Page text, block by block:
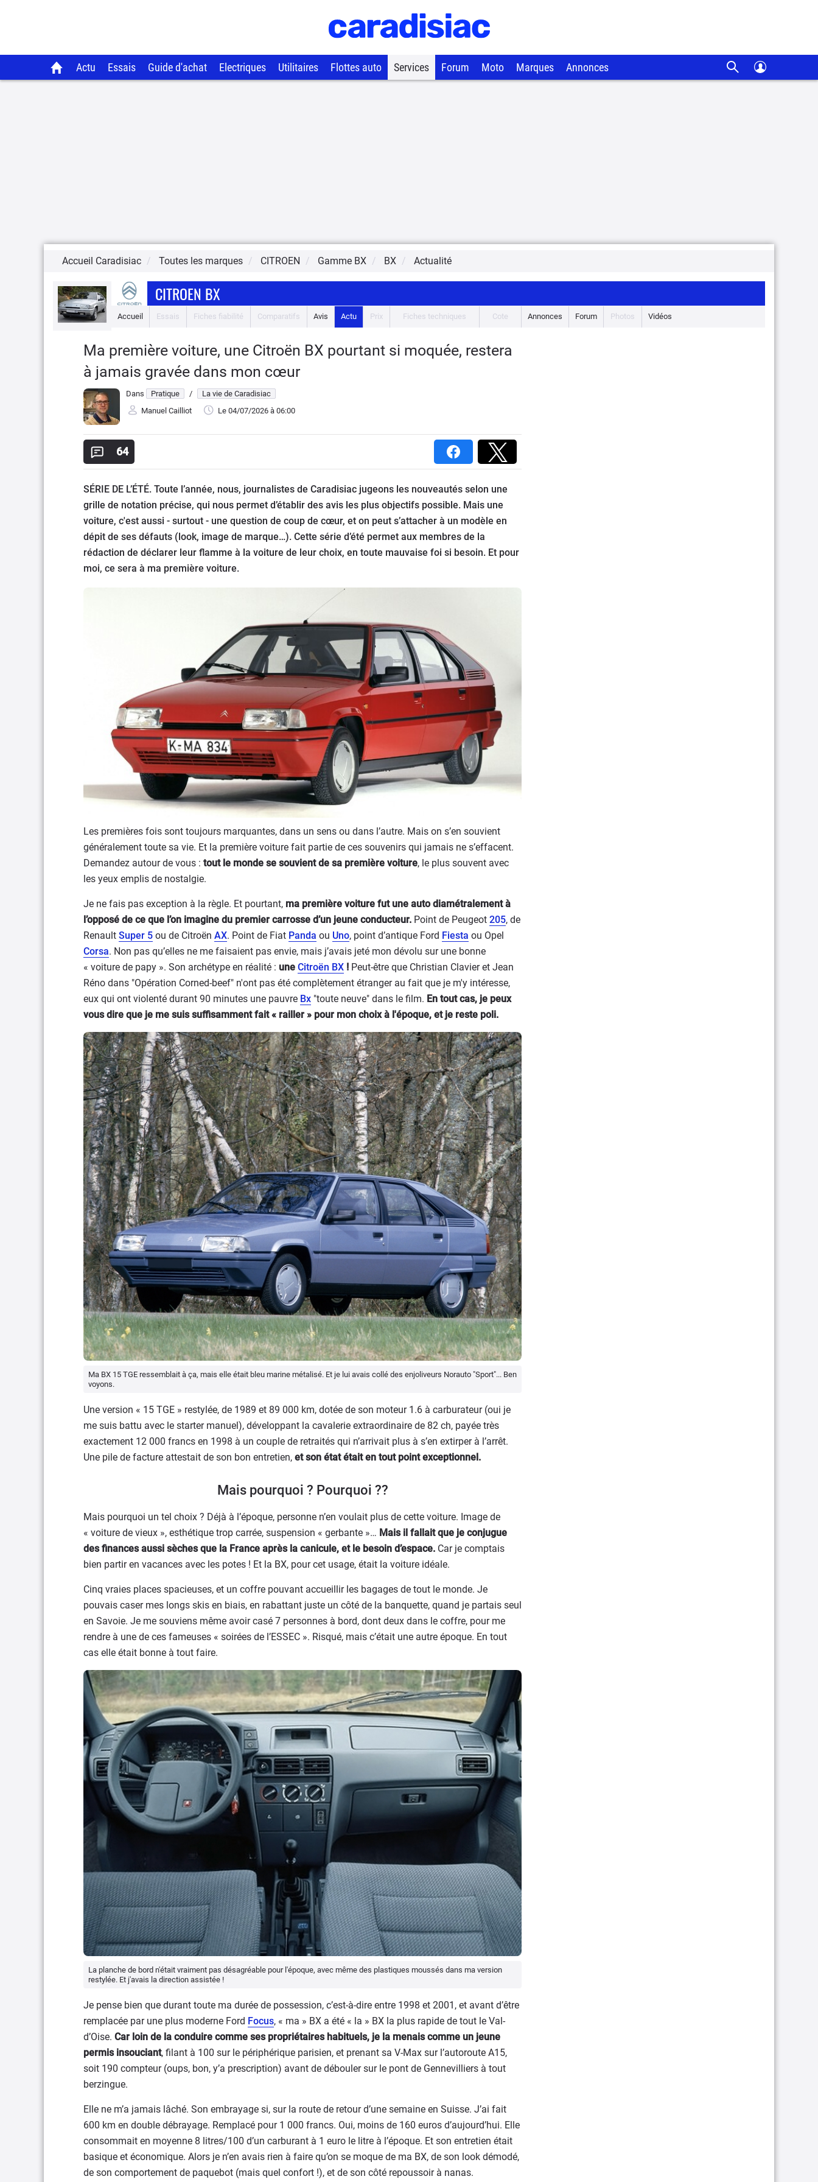
Actu Essais Guide d'achat Electriques Utilitaires Flottes auto Services Forum Moto Marques Annonces
Accueil Caradisiac Toutes les marques CITROEN Gamme BX BX Actualité
CITROEN BX
Accueil Essais Fiches fiabilité Comparatifs Avis Actu Prix Fiches techniques Cote Annonces Forum Photos Vidéos
Ma première voiture, une Citroën BX pourtant si moquée, restera
à jamais gravée dans mon cœur
Dans Pratique /
La vie de Caradisiac
Manuel Cailliot
Le 04/07/2026 à 06:00
64
SÉRIE DE L’ÉTÉ. Toute l’année, nous, journalistes de Caradisiac jugeons les nouveautés selon une
grille de notation précise, qui nous permet d’établir des avis les plus objectifs possible. Mais une
voiture, c'est aussi - surtout - une question de coup de cœur, et on peut s’attacher à un modèle en
dépit de ses défauts (look, image de marque…). Cette série d’été permet aux membres de la
rédaction de déclarer leur flamme à la voiture de leur choix, en toute mauvaise foi si besoin. Et pour
moi, ce sera à ma première voiture.
Les premières fois sont toujours marquantes, dans un sens ou dans l’autre. Mais on s’en souvient
généralement toute sa vie. Et la première voiture fait partie de ces souvenirs qui jamais ne s’effacent.
Demandez autour de vous : tout le monde se souvient de sa première voiture, le plus souvent avec
les yeux emplis de nostalgie.
Je ne fais pas exception à la règle. Et pourtant, ma première voiture fut une auto diamétralement à
l’opposé de ce que l’on imagine du premier carrosse d’un jeune conducteur. Point de Peugeot 205, de
Renault Super 5 ou de Citroën AX. Point de Fiat Panda ou Uno, point d’antique Ford Fiesta ou Opel
Corsa. Non pas qu’elles ne me faisaient pas envie, mais j’avais jeté mon dévolu sur une bonne
« voiture de papy ». Son archétype en réalité : une Citroën BX ! Peut-être que Christian Clavier et Jean
Réno dans "Opération Corned-beef" n'ont pas été complètement étranger au fait que je m'y intéresse,
eux qui ont violenté durant 90 minutes une pauvre Bx "toute neuve" dans le film. En tout cas, je peux
vous dire que je me suis suffisamment fait « railler » pour mon choix à l'époque, et je reste poli.
Ma BX 15 TGE ressemblait à ça, mais elle était bleu marine métalisé. Et je lui avais collé des enjoliveurs Norauto "Sport"... Ben
voyons.
Une version « 15 TGE » restylée, de 1989 et 89 000 km, dotée de son moteur 1.6 à carburateur (oui je
me suis battu avec le starter manuel), développant la cavalerie extraordinaire de 82 ch, payée très
exactement 12 000 francs en 1998 à un couple de retraités qui n’arrivait plus à s’en extirper à l’arrêt.
Une pile de facture attestait de son bon entretien, et son état était en tout point exceptionnel.
Mais pourquoi ? Pourquoi ??
Mais pourquoi un tel choix ? Déjà à l’époque, personne n’en voulait plus de cette voiture. Image de
« voiture de vieux », esthétique trop carrée, suspension « gerbante »… Mais il fallait que je conjugue
des finances aussi sèches que la France après la canicule, et le besoin d’espace. Car je comptais
bien partir en vacances avec les potes ! Et la BX, pour cet usage, était la voiture idéale.
Cinq vraies places spacieuses, et un coffre pouvant accueillir les bagages de tout le monde. Je
pouvais caser mes longs skis en biais, en rabattant juste un côté de la banquette, quand je partais seul
en Savoie. Je me souviens même avoir casé 7 personnes à bord, dont deux dans le coffre, pour me
rendre à une de ces fameuses « soirées de l’ESSEC ». Risqué, mais c’était une autre époque. En tout
cas elle était bonne à tout faire.
La planche de bord n'était vraiment pas désagréable pour l'époque, avec même des plastiques moussés dans ma version
restylée. Et j'avais la direction assistée !
Je pense bien que durant toute ma durée de possession, c’est-à-dire entre 1998 et 2001, et avant d’être
remplacée par une plus moderne Ford Focus, « ma » BX a été « la » BX la plus rapide de tout le Val-
d’Oise. Car loin de la conduire comme ses propriétaires habituels, je la menais comme un jeune
permis insouciant, filant à 100 sur le périphérique parisien, et prenant sa V-Max sur l’autoroute A15,
soit 190 compteur (oups, bon, y’a prescription) avant de débouler sur le pont de Gennevilliers à tout
berzingue.
Elle ne m’a jamais lâché. Son embrayage si, sur la route de retour d’une semaine en Suisse. J’ai fait
600 km en double débrayage. Remplacé pour 1 000 francs. Oui, moins de 160 euros d’aujourd’hui. Elle
consommait en moyenne 8 litres/100 d’un carburant à 1 euro le litre à l’époque. Et son entretien était
basique et économique. Alors je n’en avais rien à faire qu’on se moque de ma BX, de son look démodé,
de son comportement de paquebot (mais quel confort !), et de son côté repoussoir à nanas.